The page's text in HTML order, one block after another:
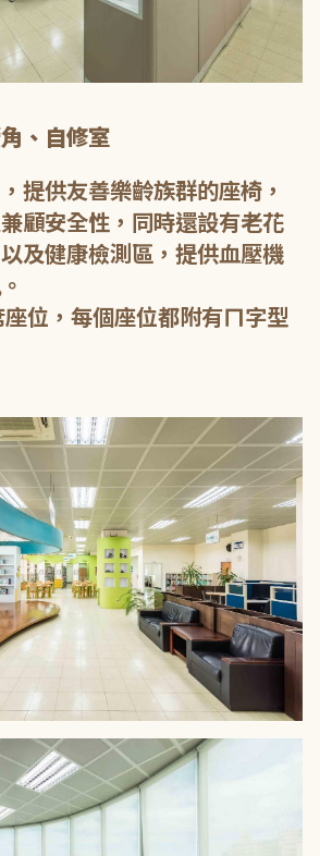
、自修室
提供友善樂齡族群的座椅，
顧安全性，同時還設有老花
及健康檢測區，提供血壓機
位，每個座位都附有ㄇ字型